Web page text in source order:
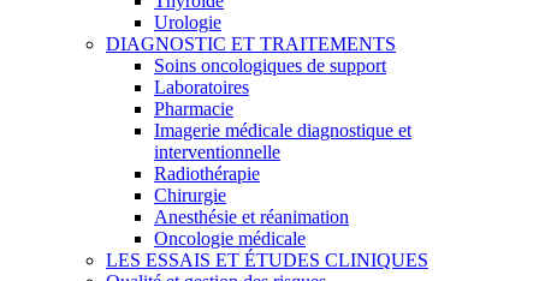
Urologie
DIAGNOSTIC ET TRAITEMENTS
Soins oncologiques de support
Laboratoires
Pharmacie
Imagerie médicale diagnostique et
interventionnelle
Radiothérapie
Chirurgie
Anesthésie et réanimation
Oncologie médicale
LES ESSAIS ET ÉTUDES CLINIQUES